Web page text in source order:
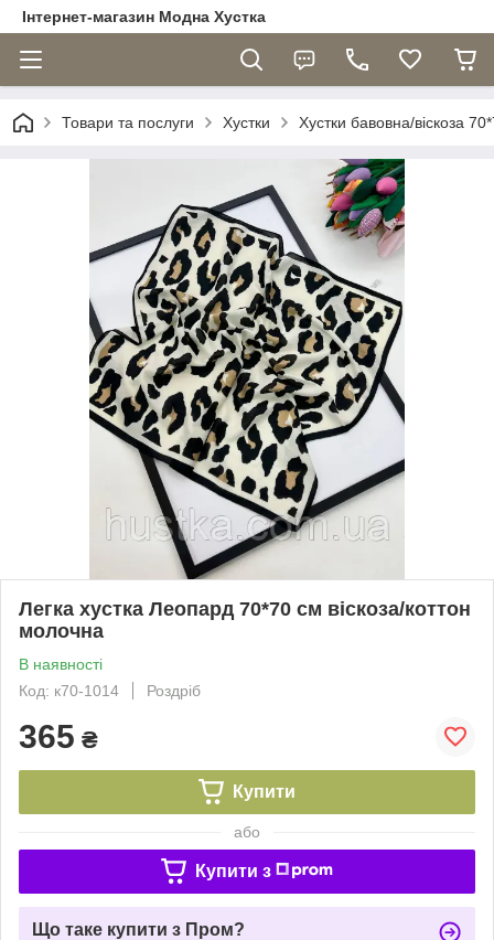
Інтернет-магазин Модна Хустка
Товари та послуги Хустки Хустки бавовна/віскоза
Легка хустка Леопард 70*70 см віскоза/коттон
молочна
В наявності
Код: к70-1014
Роздріб
365 ₴
Купити
або
Купити з
Що таке купити з Пром?